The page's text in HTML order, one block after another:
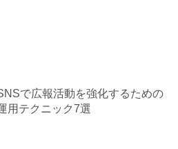
で広報活動を強化するための
用テクニック7選